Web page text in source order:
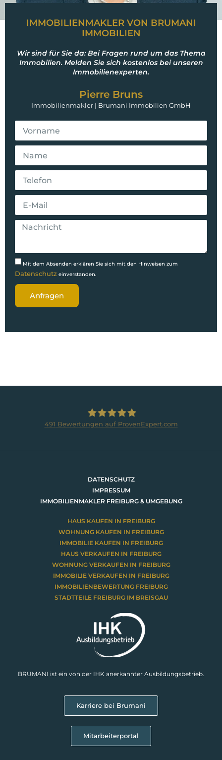
IMMOBILIENMAKLER VON BRUMANI
IMMOBILIEN
Wir sind für Sie da: Bei Fragen rund um das Thema
Immobilien. Melden Sie sich kostenlos bei unseren
Immobilienexperten.
Pierre Bruns
Immobilienmakler | Brumani Immobilien GmbH
Mit dem Absenden erklären Sie sich mit den Hinweisen zum
Datenschutz einverstanden.
Anfragen
491 Bewertungen auf ProvenExpert.com
DATENSCHUTZ
IMPRESSUM
IMMOBILIENMAKLER FREIBURG & UMGEBUNG
HAUS KAUFEN IN FREIBURG
WOHNUNG KAUFEN IN FREIBURG
IMMOBILIE KAUFEN IN FREIBURG
HAUS VERKAUFEN IN FREIBURG
WOHNUNG VERKAUFEN IN FREIBURG
IMMOBILIE VERKAUFEN IN FREIBURG
IMMOBILIENBEWERTUNG FREIBURG
STADTTEILE FREIBURG IM BREISGAU
BRUMANI ist ein von der IHK anerkannter Ausbildungsbetrieb.
Karriere bei Brumani
Mitarbeiterportal